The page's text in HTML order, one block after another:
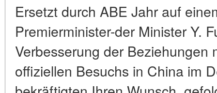
Ersetzt durch ABE Jahr auf
Premierminister-der Minister Y.
Verbesserung der Beziehungen
offiziellen Besuchs in China im